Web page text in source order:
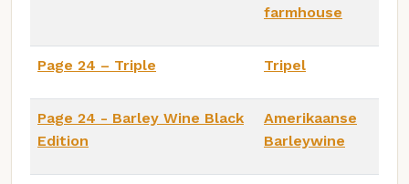
farmhouse
Page 24 – Triple Tripel
Page 24 - Barley Wine Black
Edition
Amerikaanse
Barleywine